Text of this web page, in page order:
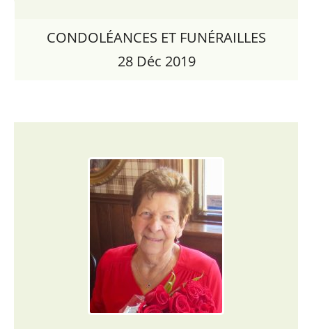
CONDOLÉANCES ET FUNÉRAILLES
28 Déc 2019